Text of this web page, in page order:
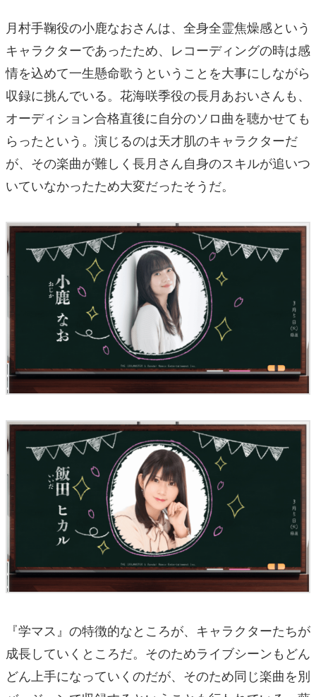
月村手鞠役の小鹿なおさんは、全身全霊焦燥感という
キャラクターであったため、レコーディングの時は感
情を込めて一生懸命歌うということを大事にしながら
収録に挑んでいる。花海咲季役の長月あおいさんも、
オーディション合格直後に自分のソロ曲を聴かせても
らったという。演じるのは天才肌のキャラクターだ
が、その楽曲が難しく長月さん自身のスキルが追いつ
いていなかったため大変だったそうだ。
『学マス』の特徴的なところが、キャラクターたちが
成長していくところだ。そのためライブシーンもどん
どん上手になっていくのだが、そのため同じ楽曲を別